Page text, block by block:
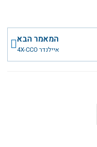
המאמר הבא
איילנדר 4X-CCO